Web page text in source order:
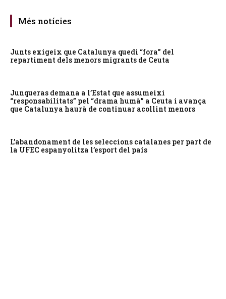
Més notícies
Junts exigeix que Catalunya quedi “fora” del
repartiment dels menors migrants de Ceuta
Junqueras demana a l’Estat que assumeixi
“responsabilitats” pel “drama humà” a Ceuta i avança
que Catalunya haurà de continuar acollint menors
L’abandonament de les seleccions catalanes per part de
la UFEC espanyolitza l’esport del país